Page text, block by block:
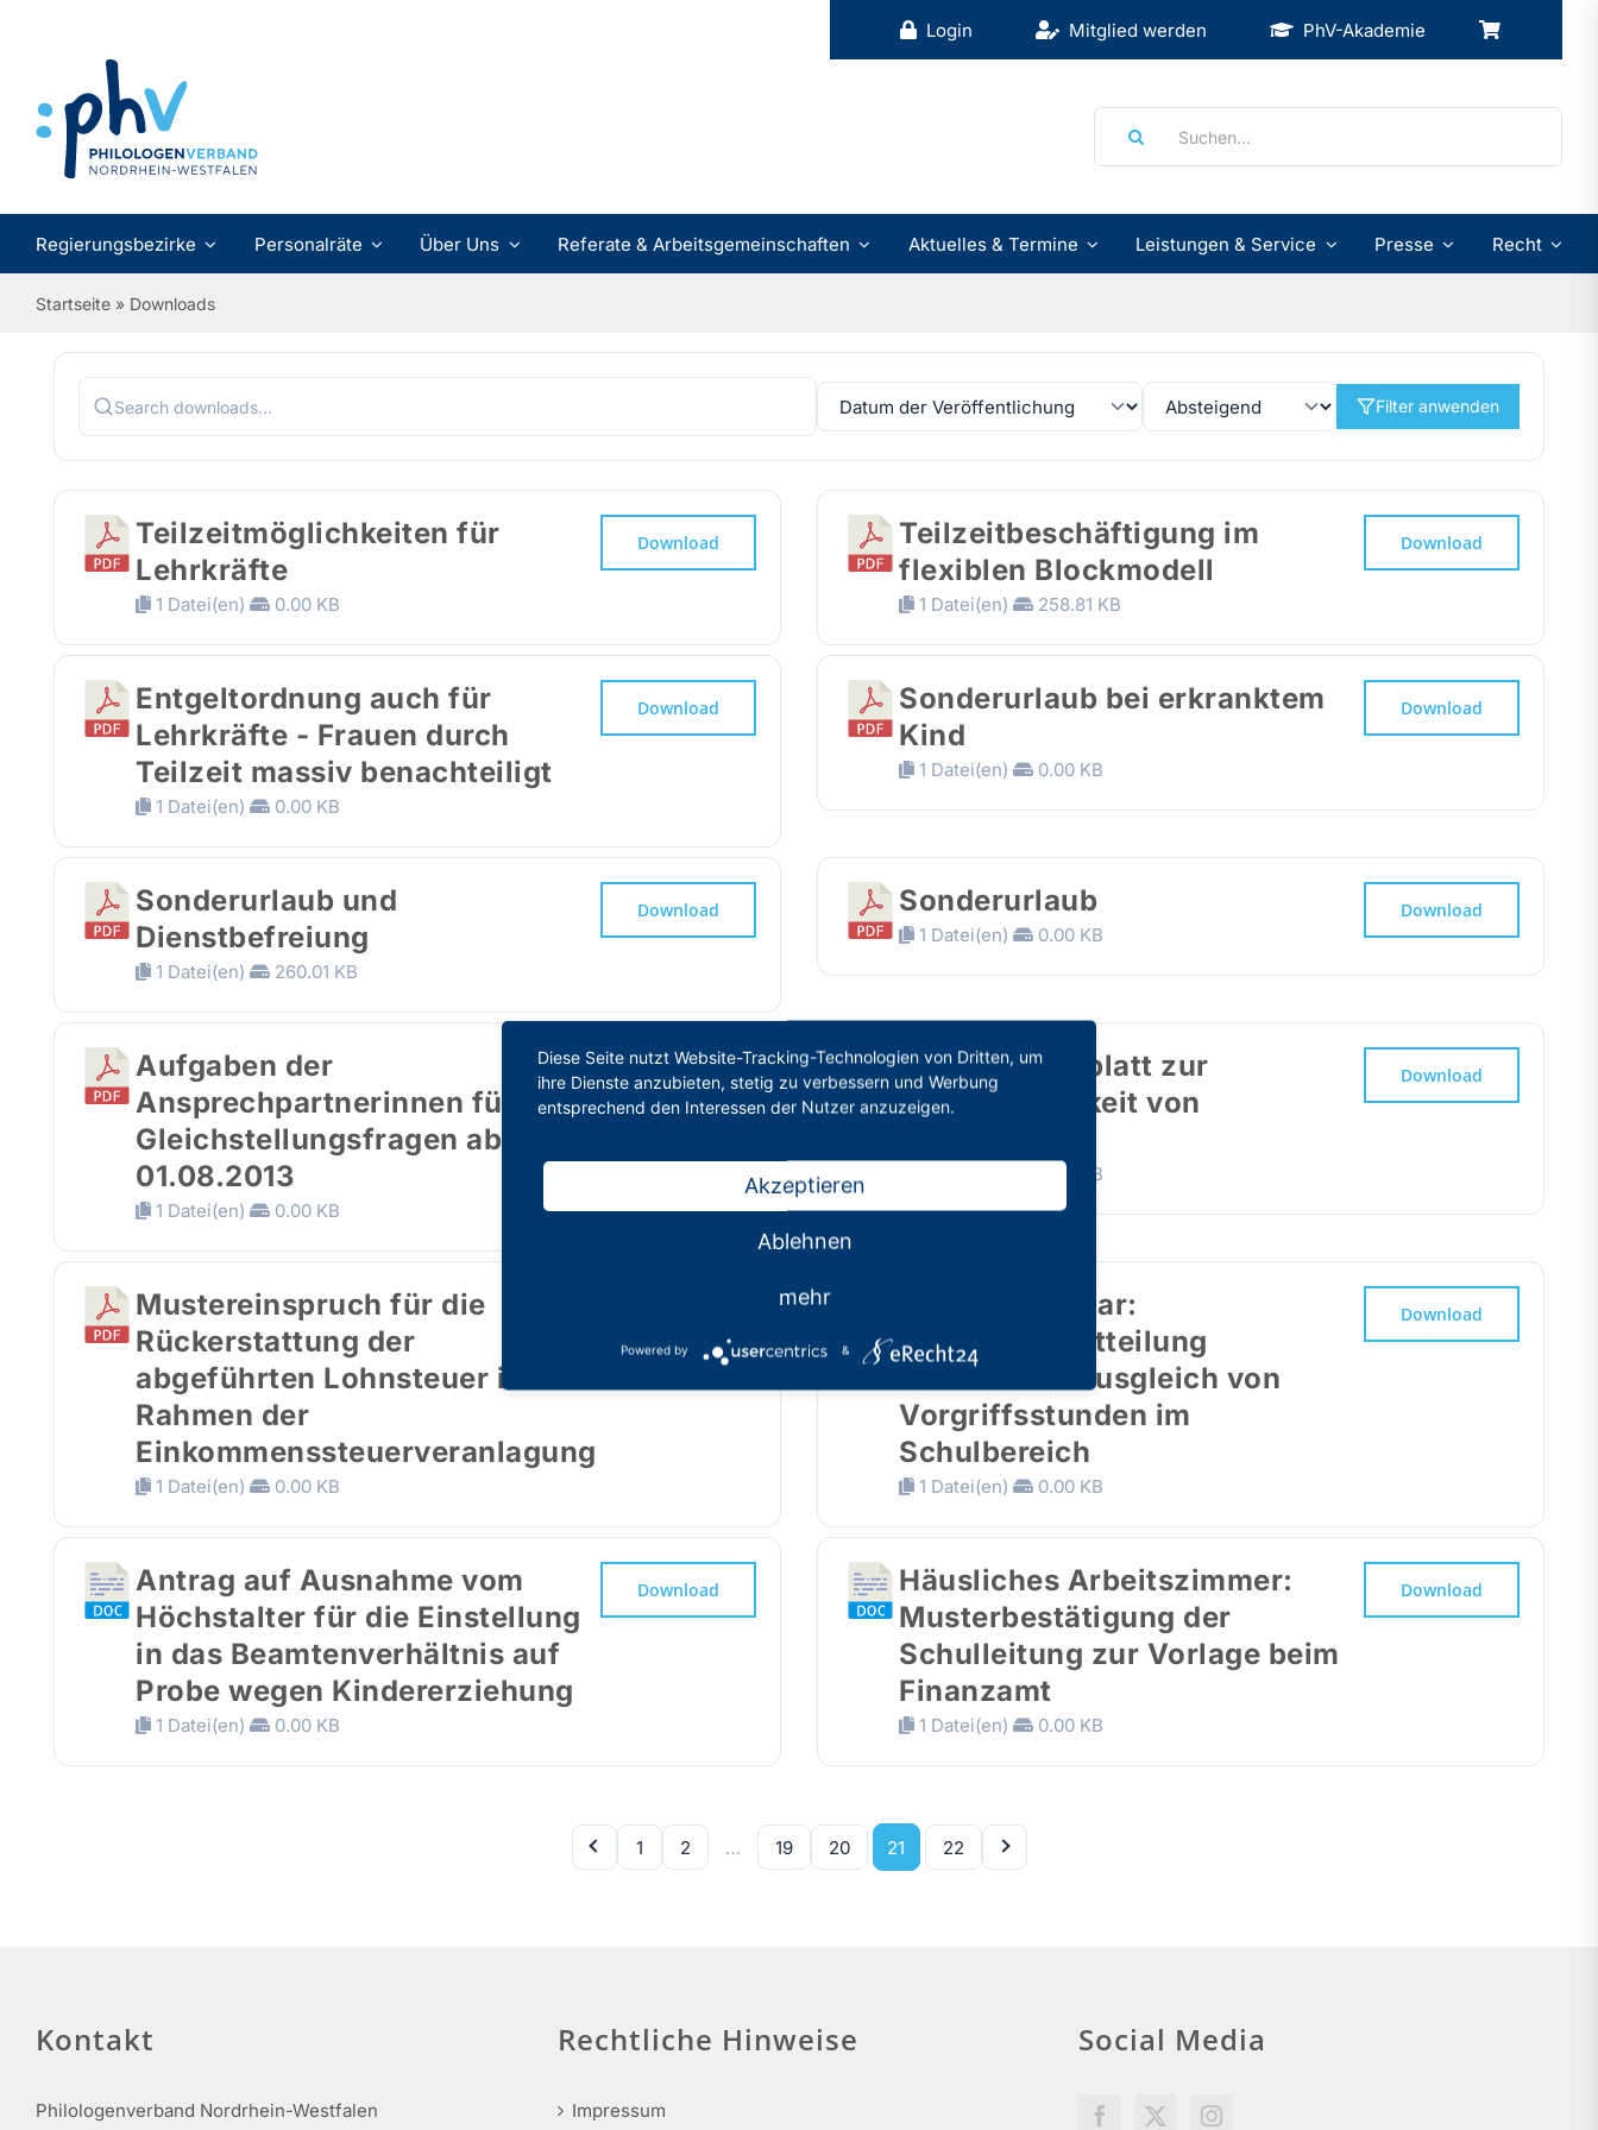
Login Mitglied werden PhV-Akademie
Regierungsbezirke Personalräte Über Uns Referate & Arbeitsgemeinschaften Aktuelles & Termine Leistungen & Service Presse Recht
Startseite » Downloads
Filter anwenden
Teilzeitmöglichkeiten für
Lehrkräfte
1 Datei(en) 0.00 KB
Download
Teilzeitbeschäftigung im
flexiblen Blockmodell
1 Datei(en) 258.81 KB
Download
Entgeltordnung auch für
Lehrkräfte - Frauen durch
Teilzeit massiv benachteiligt
1 Datei(en) 0.00 KB
Download
Sonderurlaub bei erkranktem
Kind
1 Datei(en) 0.00 KB
Download
Sonderurlaub und
Dienstbefreiung
1 Datei(en) 260.01 KB
Download Sonderurlaub
1 Datei(en) 0.00 KB
Download
Aufgaben der
Ansprechpartnerinnen für
Gleichstellungsfragen ab
01.08.2013
1 Datei(en) 0.00 KB
Download
Informationsblatt zur
Beihilfefähigkeit von
0.00 KB
Download
Mustereinspruch für die
Rückerstattung der
abgeführten Lohnsteuer im
Rahmen der
Einkommenssteuerveranlagung
1 Datei(en) 0.00 KB
Musterformular:
Änderungsmitteilung
finanzieller Ausgleich von
Vorgriffsstunden im
Schulbereich
1 Datei(en) 0.00 KB
Download
Antrag auf Ausnahme vom
Höchstalter für die Einstellung
in das Beamtenverhältnis auf
Probe wegen Kindererziehung
1 Datei(en) 0.00 KB
Download
Häusliches Arbeitszimmer:
Musterbestätigung der
Schulleitung zur Vorlage beim
Finanzamt
1 Datei(en) 0.00 KB
Download
1 2 … 19 20 21 22
Kontakt
Philologenverband Nordrhein-Westfalen
Rechtliche Hinweise
Impressum
Social Media
Diese Seite nutzt Website-Tracking-Technologien von Dritten, um
ihre Dienste anzubieten, stetig zu verbessern und Werbung
entsprechend den Interessen der Nutzer anzuzeigen.
Akzeptieren
Ablehnen
mehr
Powered by &